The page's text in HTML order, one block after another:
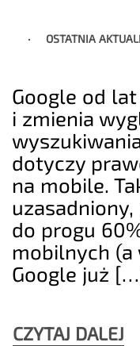
OSTATNIA
Google od
i zmienia
dotyczy
na mobile.
do progu
mobilnych (a
Google już
CZYTAJ DALEJ